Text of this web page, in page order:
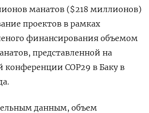
манатов ($218 миллионов)
проектов в рамках
финансирования объемом
представленной на
конференции COP29 в Баку в
данным, объем